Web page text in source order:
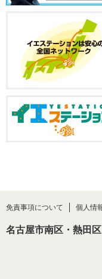
免責事項について 個人情
名古屋市南区・熱田